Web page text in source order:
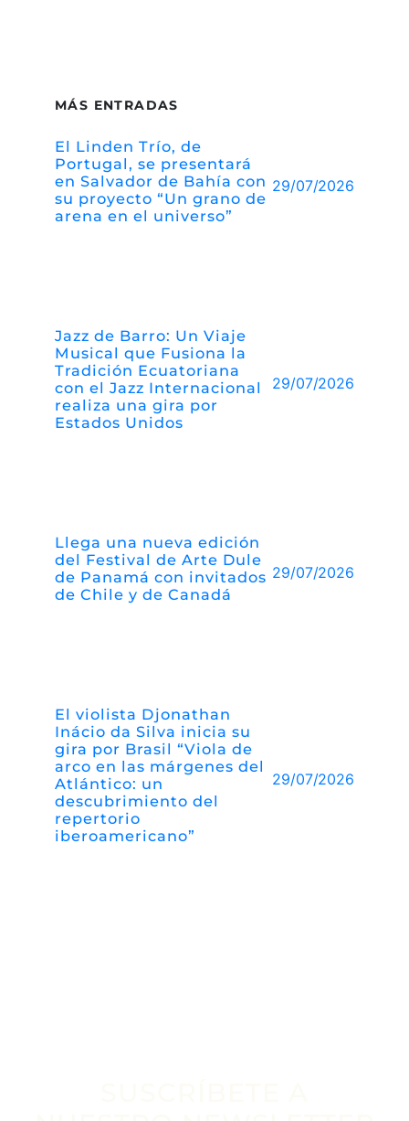
MÁS ENTRADAS
El Linden Trío, de
Portugal, se presentará
en Salvador de Bahía con
su proyecto “Un grano de
arena en el universo”
29/07/2026
Jazz de Barro: Un Viaje
Musical que Fusiona la
Tradición Ecuatoriana
con el Jazz Internacional
realiza una gira por
Estados Unidos
29/07/2026
Llega una nueva edición
del Festival de Arte Dule
de Panamá con invitados
de Chile y de Canadá
29/07/2026
El violista Djonathan
Inácio da Silva inicia su
gira por Brasil “Viola de
arco en las márgenes del
Atlántico: un
descubrimiento del
repertorio
iberoamericano”
29/07/2026